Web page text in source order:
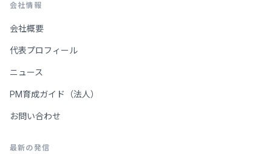
会社情報
会社概要
代表プロフィール
ニュース
PM育成ガイド（法人）
お問い合わせ
最新の発信